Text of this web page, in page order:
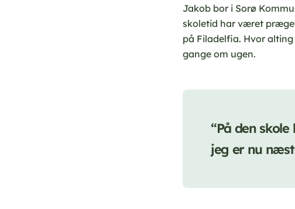
Jakob bor i Sorø
skoletid har været
på Filadelfia. Hvor
gange om ugen.
“På den
jeg er nu